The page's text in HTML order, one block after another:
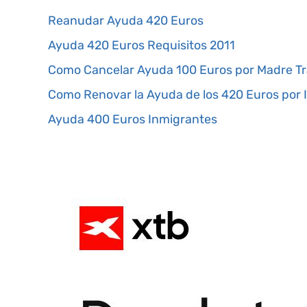
Reanudar Ayuda 420 Euros
Ayuda 420 Euros Requisitos 2011
Como Cancelar Ayuda 100 Euros por Madre
Como Renovar la Ayuda de los 420 Euros
Ayuda 400 Euros Inmigrantes